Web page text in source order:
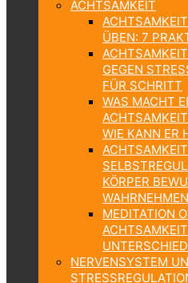
ACHTSAMKEIT
ÜBEN: 7
GEGEN
FÜR SCHRITT
WAS MACHT
WIE KANN ER
KÖRPER
WAHRNEHMEN
MEDITATION
NERVENSYSTEM